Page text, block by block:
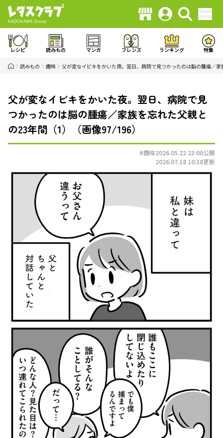
レシピ 読みもの マンガ フレンズ ランキング 特集
読みもの 趣味 父が変なイビキをかいた夜。翌日、病院で見つかったのは脳の腫瘍／
父が変なイビキをかいた夜。翌日、病院で見
つかったのは脳の腫瘍／家族を忘れた父親と
の23年間（1）（画像97/196）
#趣味2026.05.22 23:00公開
2026.07.18 10:38更新